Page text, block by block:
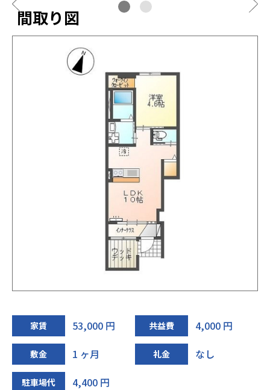
間取り図
家賃 53,000 円 共益費 4,000 円
敷金 1 ヶ月 礼金 なし
駐車場代 4,400 円